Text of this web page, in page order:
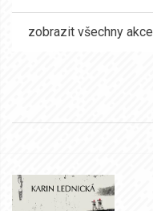
zobrazit všechny akce